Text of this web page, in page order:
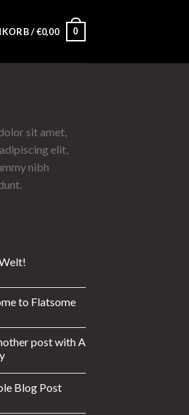
/€0,00 0
sit amet,
elit,
nibh
to Flatsome
post with A
Blog Post